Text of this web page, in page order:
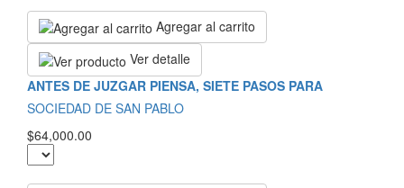
Agregar al carrito
Ver detalle
ANTES DE JUZGAR PIENSA, SIETE PASOS PARA
SOCIEDAD DE SAN PABLO
$64,000.00